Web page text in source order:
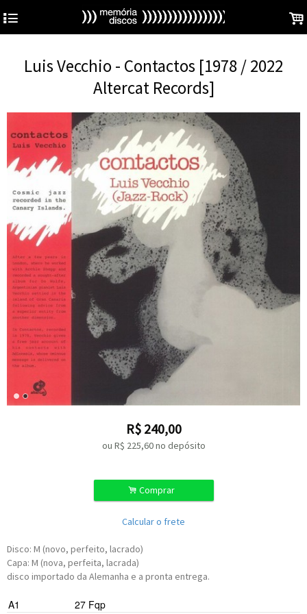
4 .
Luis Vecchio - Contactos [1978 / 2022
Altercat Records]
R$ 240,00
ou R$ 225,60no depósito
. Comprar
Calcular o frete
Disco: M (novo, perfeito, lacrado)
Capa: M (nova, perfeita, lacrada)
disco importado da Alemanha e a pronta entrega.
A1
27 Fqp